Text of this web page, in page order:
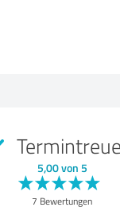
Termintreue
5,00 von 5
7 Bewertungen